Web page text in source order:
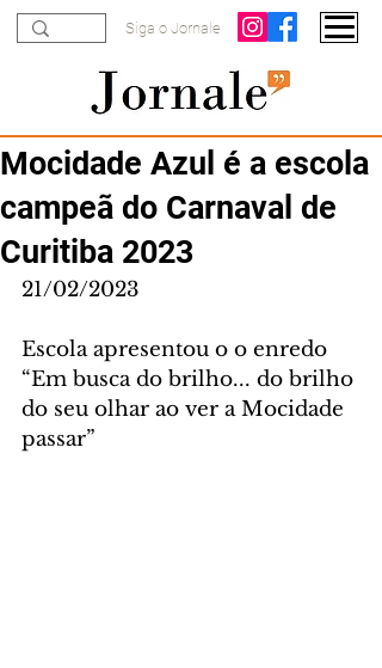
Siga o Jornale
Mocidade Azul é a escola
campeã do Carnaval de
Curitiba 2023
21/02/2023
Escola apresentou o o enredo
“Em busca do brilho... do brilho
do seu olhar ao ver a Mocidade
passar”